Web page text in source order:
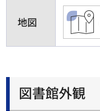
地図
図書館外観